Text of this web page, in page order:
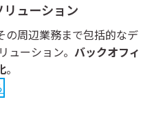
ューション
の周辺業務まで包括的なデ
ューション。 バックオフィ
。